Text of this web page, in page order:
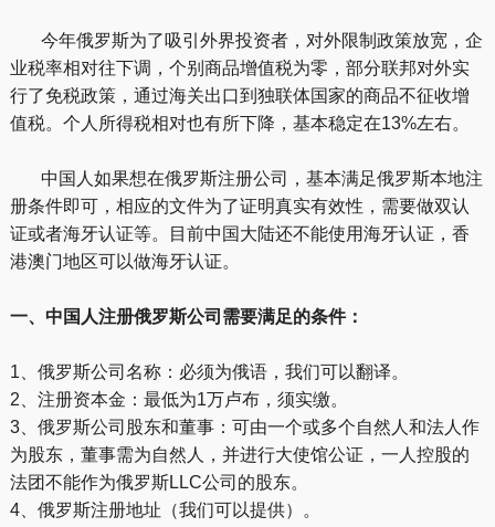
今年俄罗斯为了吸引外界投资者，对外限制政策放宽，企
业税率相对往下调，个别商品增值税为零，部分联邦对外实
行了免税政策，通过海关出口到独联体国家的商品不征收增
值税。个人所得税相对也有所下降，基本稳定在13%左右。
中国人如果想在俄罗斯注册公司，基本满足俄罗斯本地注
册条件即可，相应的文件为了证明真实有效性，需要做双认
证或者海牙认证等。目前中国大陆还不能使用海牙认证，香
港澳门地区可以做海牙认证。
一、中国人注册俄罗斯公司需要满足的条件：
1、俄罗斯公司名称：必须为俄语，我们可以翻译。
2、注册资本金：最低为1万卢布，须实缴。
3、俄罗斯公司股东和董事：可由一个或多个自然人和法人作
为股东，董事需为自然人，并进行大使馆公证，一人控股的
法团不能作为俄罗斯LLC公司的股东。
4、俄罗斯注册地址（我们可以提供）。